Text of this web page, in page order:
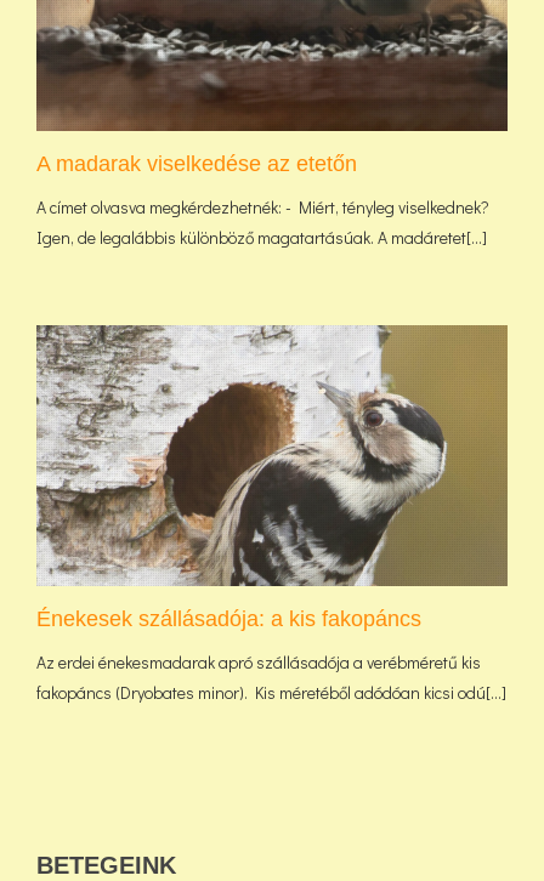
A madarak viselkedése az etetőn
A címet olvasva megkérdezhetnék: - Miért, tényleg viselkednek?
Igen, de legalábbis különböző magatartásúak. A madáretet[...]
Énekesek szállásadója: a kis fakopáncs
Az erdei énekesmadarak apró szállásadója a verébméretű kis
fakopáncs (Dryobates minor). Kis méretéből adódóan kicsi odú[...]
BETEGEINK